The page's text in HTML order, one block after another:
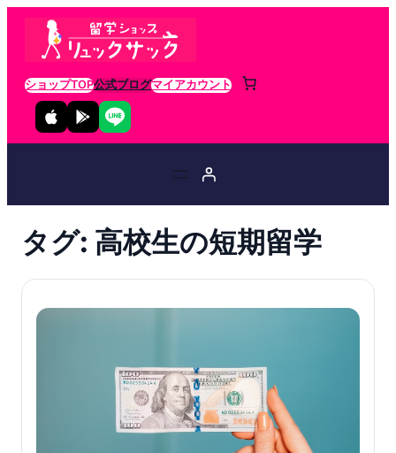
ショップTOP公式ブログマイアカウント
タグ: 高校生の短期留学